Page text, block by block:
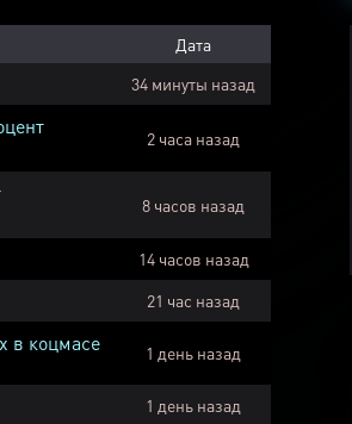
Дата
34 минуты назад
2 часа назад
8 часов назад
14 часов назад
21 час назад
в коцмасе 1 день назад
1 день назад